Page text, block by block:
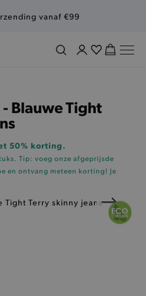
vanaf €99
- Blauwe Tight
50% korting.
Tip: voeg onze afgeprijsde
en ontvang meteen korting! Je